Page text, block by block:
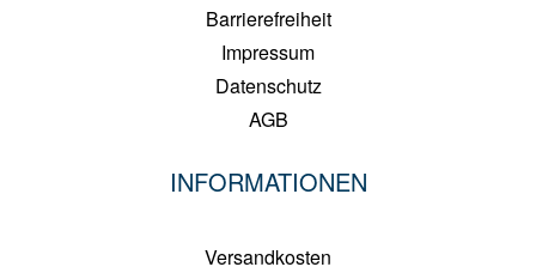
Barrierefreiheit
Impressum
Datenschutz
AGB
INFORMATIONEN
Versandkosten